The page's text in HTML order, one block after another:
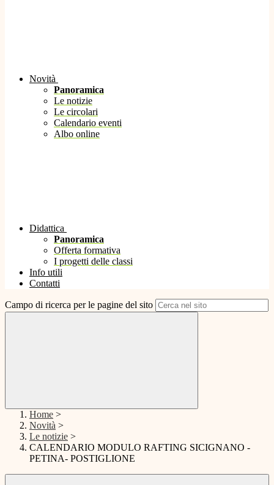
Novità
Panoramica
Le notizie
Le circolari
Calendario eventi
Albo online
Didattica
Panoramica
Offerta formativa
I progetti delle classi
Info utili
Contatti
Campo di ricerca per le pagine del sito
Home >
Novità >
Le notizie >
CALENDARIO MODULO RAFTING SICIGNANO -
PETINA- POSTIGLIONE